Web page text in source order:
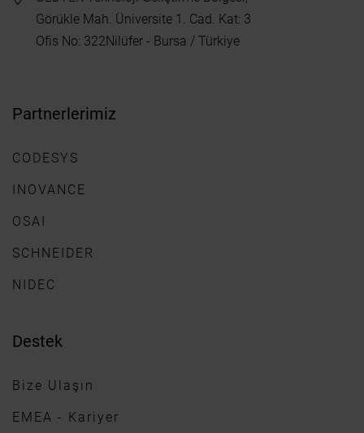
Görükle Mah. Üniversite 1. Cad. Kat: 3
Ofis No: 322Nilüfer - Bursa / Türkiye
Partnerlerimiz
CODESYS
INOVANCE
OSAI
SCHNEIDER
NIDEC
Destek
Bize Ulaşın
EMEA - Kariyer